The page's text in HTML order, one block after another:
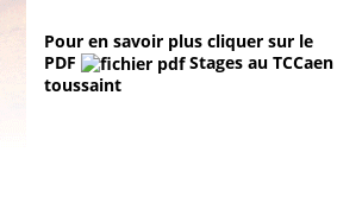
Pour en savoir plus cliquer sur le
PDF
Stages au TCCaen
toussaint